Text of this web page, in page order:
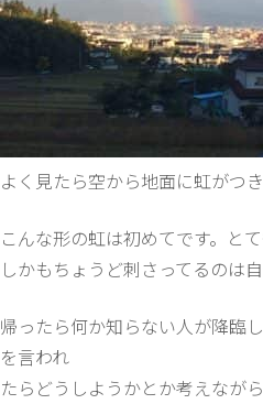
よく見たら空から地面に虹がつ
こんな形の虹は初めてです。とて
しかもちょうど刺さってるのは
帰ったら何か知らない人が降臨
を言われ
たらどうしようかとか考えなが